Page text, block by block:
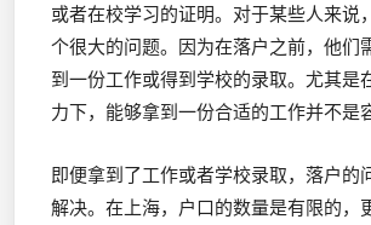
或者在校学习的证明。对于某些人来说
个很大的问题。因为在落户之前，他们
到一份工作或得到学校的录取。尤其是
力下，能够拿到一份合适的工作并不是
即便拿到了工作或者学校录取，落户的
解决。在上海，户口的数量是有限的，